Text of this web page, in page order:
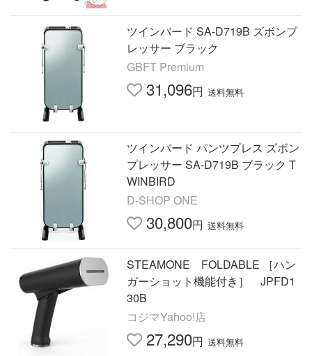
ツインバード SA-D719B ズボンプ
レッサー ブラック
GBFT Premium
31,096円 送料無料
ツインバード パンツプレス ズボン
プレッサー SA-D719B ブラック T
WINBIRD
D-SHOP ONE
30,800円 送料無料
STEAMONE FOLDABLE ［ハン
ガーショット機能付き］ JPFD1
30B
コジマYahoo!店
27,290円 送料無料